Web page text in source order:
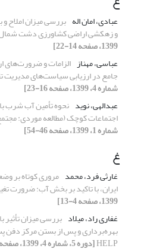
عبادی، امان اله بررسی میزان املاح
و زهکشی اراضی کشاورزی دشت
1399، صفحه 14-22]
عباسی، مهناز الزامات و ضرورت‌های
جامع در ارزیابی سیاست‌های
شماره 4، 1399، صفحه 16-23]
عبدالهی، نوید
اجتماعات کوچک (مطالعه موردی:
شماره 1، 1399، صفحه 46-54]
غ
غارثی فرد، محمد مروری کوتاه بر
ایران، با تاکید بر بخش آب: ضرورت
1399، صفحه 4-13]
غفاری راد، میلاد بررسی میزان تأثیر
بهره‌برداری و پس از بستن مرکز دفن
HELP[دوره 5، شماره 4، 1399، صفحه 53-64]